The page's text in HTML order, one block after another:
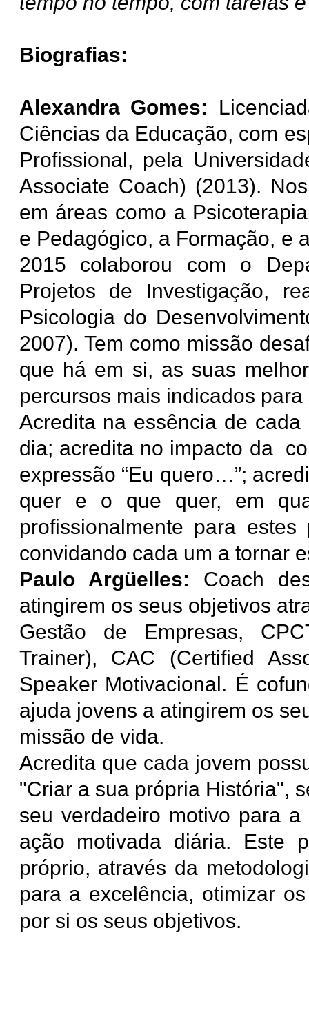
Biografias:
Alexandra Gomes:
Ciências da Educação, com
Profissional, pela
Associate Coach) (2013).
em áreas como a
e Pedagógico, a Formação, e
2015 colaborou com o
Projetos de Investigação,
Psicologia do
2007). Tem como missão
que há em si, as suas
percursos mais indicados
Acredita na essência de
dia; acredita no impacto da
expressão “Eu quero…”;
quer e o que quer, em
profissionalmente para
convidando cada um a tornar
Paulo Argüelles: Coach
atingirem os seus objetivos
Gestão de Empresas,
Trainer), CAC (Certified
Speaker Motivacional. É
ajuda jovens a atingirem os
missão de vida.
Acredita que cada jovem
"Criar a sua própria História",
seu verdadeiro motivo para
ação motivada diária. Este
próprio, através da
para a excelência, otimizar
por si os seus objetivos.